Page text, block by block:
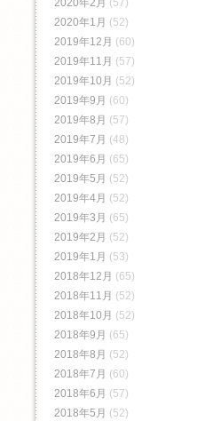
2020年2月 (57)
2020年1月 (52)
2019年12月 (60)
2019年11月 (57)
2019年10月 (52)
2019年9月 (60)
2019年8月 (57)
2019年7月 (48)
2019年6月 (65)
2019年5月 (52)
2019年4月 (52)
2019年3月 (65)
2019年2月 (52)
2019年1月 (53)
2018年12月 (65)
2018年11月 (52)
2018年10月 (52)
2018年9月 (65)
2018年8月 (52)
2018年7月 (60)
2018年6月 (57)
2018年5月 (52)